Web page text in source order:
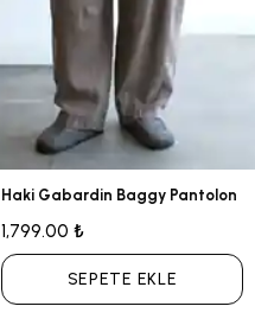
Haki Gabardin Baggy Pantolon
1,799.00 ₺
SEPETE EKLE